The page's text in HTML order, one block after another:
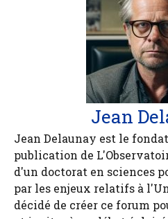
Jean
Jean Delaunay est le
publication de
d'un doctorat en sciences
par les enjeux relatifs à
décidé de créer ce forum